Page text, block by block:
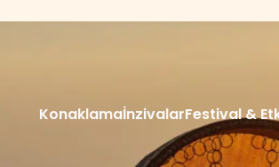
KonaklamaİnzivalarFestival &